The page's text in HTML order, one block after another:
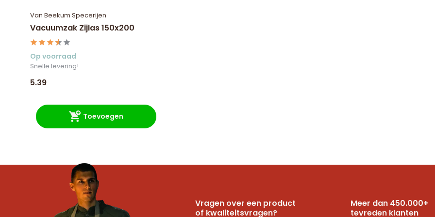
Van Beekum Specerijen
Vacuumzak Zijlas 150x200
Op voorraad
Snelle levering!
5.39
Toevoegen
Vragen over een product
of kwaliteitsvragen?
Meer dan 450.000+
tevreden klanten